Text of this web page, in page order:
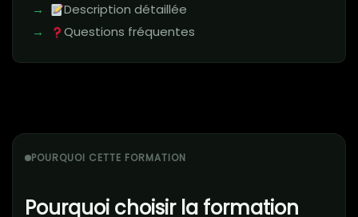
Description détaillée
Questions fréquentes
POURQUOI CETTE FORMATION
Pourquoi choisir la formation